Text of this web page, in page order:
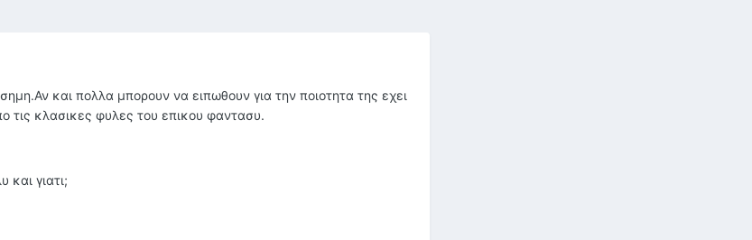
και πολλα μπορουν να ειπωθουν για την ποιοτητα της εχει
τις κλασικες φυλες του επικου φαντασυ.
και γιατι;